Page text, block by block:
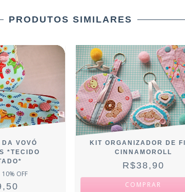
PRODUTOS SIMILARES
VOVÓ
*TECIDO
10% OFF
KIT ORGANIZADOR DE
CINNAMOROLL
R$38,90